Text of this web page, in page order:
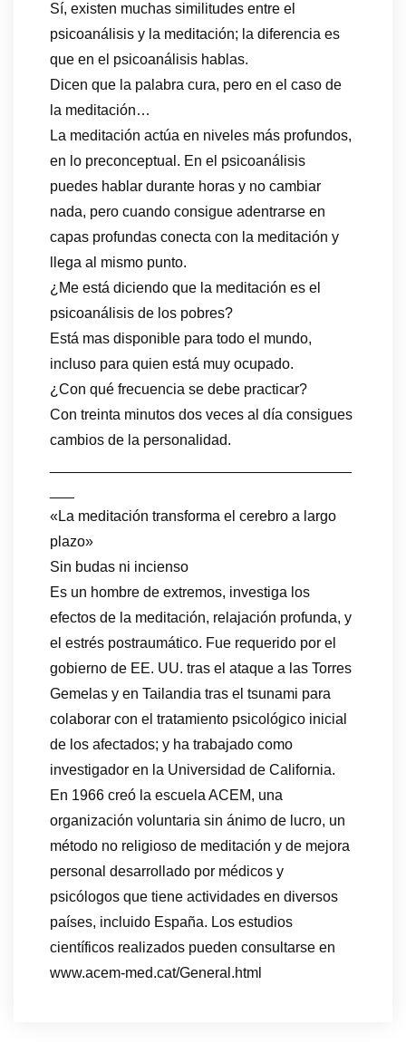
Sí, existen muchas similitudes entre el
psicoanálisis y la meditación; la diferencia es
que en el psicoanálisis hablas.
Dicen que la palabra cura, pero en el caso de
la meditación…
La meditación actúa en niveles más profundos,
en lo preconceptual. En el psicoanálisis
puedes hablar durante horas y no cambiar
nada, pero cuando consigue adentrarse en
capas profundas conecta con la meditación y
llega al mismo punto.
¿Me está diciendo que la meditación es el
psicoanálisis de los pobres?
Está mas disponible para todo el mundo,
incluso para quien está muy ocupado.
¿Con qué frecuencia se debe practicar?
Con treinta minutos dos veces al día consigues
cambios de la personalidad.
«La meditación transforma el cerebro a largo
plazo»
Sin budas ni incienso
Es un hombre de extremos, investiga los
efectos de la meditación, relajación profunda, y
el estrés postraumático. Fue requerido por el
gobierno de EE. UU. tras el ataque a las Torres
Gemelas y en Tailandia tras el tsunami para
colaborar con el tratamiento psicológico inicial
de los afectados; y ha trabajado como
investigador en la Universidad de California.
En 1966 creó la escuela ACEM, una
organización voluntaria sin ánimo de lucro, un
método no religioso de meditación y de mejora
personal desarrollado por médicos y
psicólogos que tiene actividades en diversos
países, incluido España. Los estudios
científicos realizados pueden consultarse en
www.acem-med.cat/General.html